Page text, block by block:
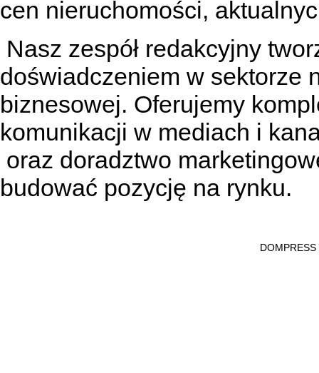
cen nieruchomości,
Nasz zespół redakcyjny
doświadczeniem w sektorze
biznesowej. Oferujemy
komunikacji w mediach i
oraz doradztwo
budować pozycję na rynku.